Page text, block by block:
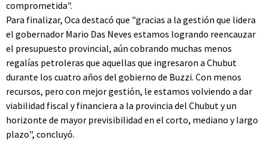
comprometida".
Para finalizar, Oca destacó que "gracias a la gestión que lidera
el gobernador Mario Das Neves estamos logrando reencauzar
el presupuesto provincial, aún cobrando muchas menos
regalías petroleras que aquellas que ingresaron a Chubut
durante los cuatro años del gobierno de Buzzi. Con menos
recursos, pero con mejor gestión, le estamos volviendo a dar
viabilidad fiscal y financiera a la provincia del Chubut y un
horizonte de mayor previsibilidad en el corto, mediano y largo
plazo", concluyó.